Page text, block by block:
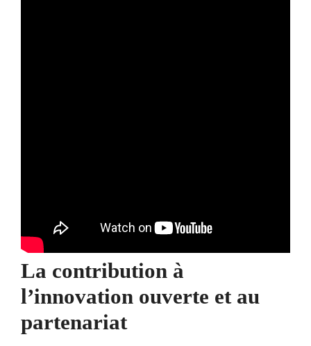
La contribution à
l’innovation ouverte et au
partenariat